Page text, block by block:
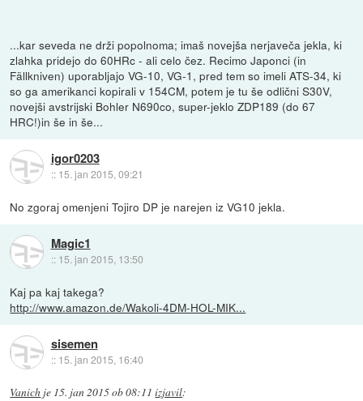
...kar seveda ne drži popolnoma; imaš novejša nerjaveča jekla, ki
zlahka pridejo do 60HRc - ali celo čez. Recimo Japonci (in
Fällkniven) uporabljajo VG-10, VG-1, pred tem so imeli ATS-34, ki
so ga amerikanci kopirali v 154CM, potem je tu še odlični S30V,
novejši avstrijski Bohler N690co, super-jeklo ZDP189 (do 67
HRC!)in še in še...
igor0203
:: 15. jan 2015, 09:21
No zgoraj omenjeni Tojiro DP je narejen iz VG10 jekla.
Magic1
:: 15. jan 2015, 13:50
Kaj pa kaj takega?
http://www.amazon.de/Wakoli-4DM-HOL-MIK...
sisemen
:: 15. jan 2015, 16:40
Vanich je 15. jan 2015 ob 08:11 izjavil: